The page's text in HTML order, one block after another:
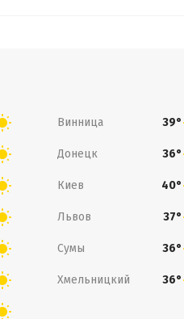
Винница 39°
Донецк 36°
Киев 40°
Львов 37°
Сумы 36°
Хмельницкий 36°